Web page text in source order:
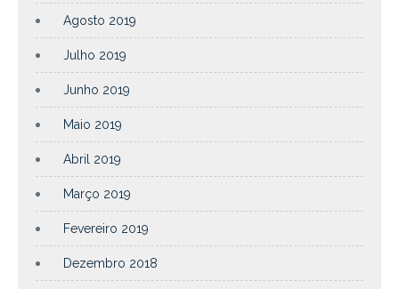
Agosto 2019
Julho 2019
Junho 2019
Maio 2019
Abril 2019
Março 2019
Fevereiro 2019
Dezembro 2018